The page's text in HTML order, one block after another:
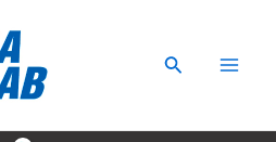
Αναζήτηση